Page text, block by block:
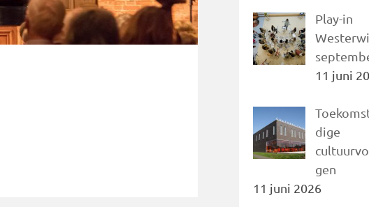
Play-in
11 juni
dige
gen
11 juni 2026